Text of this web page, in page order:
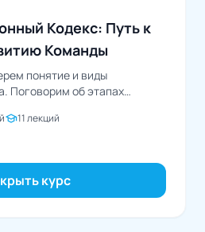
Кодекс: Путь к
Команды
понятие и виды
Поговорим об этапах
school11 лекций
курс